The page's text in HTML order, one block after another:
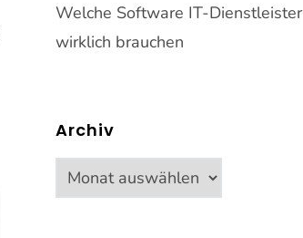
Welche Software IT-Dienstleister
wirklich brauchen
Archiv
Archiv